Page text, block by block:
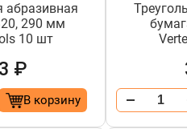
абразивная
290 мм
10 шт
₽
В корзину